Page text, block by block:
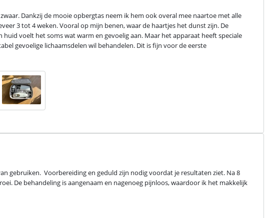
Dankzij de mooie opbergtas neem ik hem ook overal mee naartoe met alle
3 tot 4 weken. Vooral op mijn benen, waar de haartjes het dunst zijn. De
voelt het soms wat warm en gevoelig aan. Maar het apparaat heeft speciale
gevoelige lichaamsdelen wil behandelen. Dit is fijn voor de eerste
gebruiken.  Voorbereiding en geduld zijn nodig voordat je resultaten ziet. Na 8
De behandeling is aangenaam en nagenoeg pijnloos, waardoor ik het makkelijk